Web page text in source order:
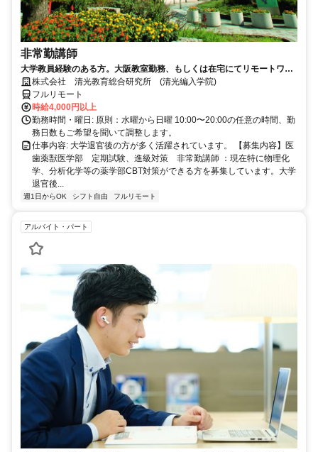
非常勤講師
大学教員経験のある方。大阪教室勤務、もしくは在宅にてリモートワー
ク可能。退官した先生が活躍中。
株式会社 清光教育総合研究所 (清光編入学院)
フルリモート
時給4,000円以上
勤務時間・曜日: 原則：水曜から日曜 10:00〜20:00の任意の時間、勤
務日数もご希望を聞いて調整します。
仕事内容: 大学退官後の方が多く活躍されています。 【募集内容】医
歯薬獣医学部 定期試験、進級対策 非常勤講師 ：現在特に物理化
学、分析化学等の薬学部CBT対策ができる方を募集しています。大学
退官後...
週1日からOK シフト自由 フルリモート
アルバイト・パート